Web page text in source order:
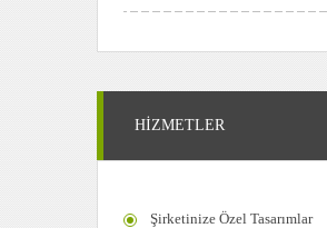
HİZMETLER
Şirketinize Özel Tasarımlar